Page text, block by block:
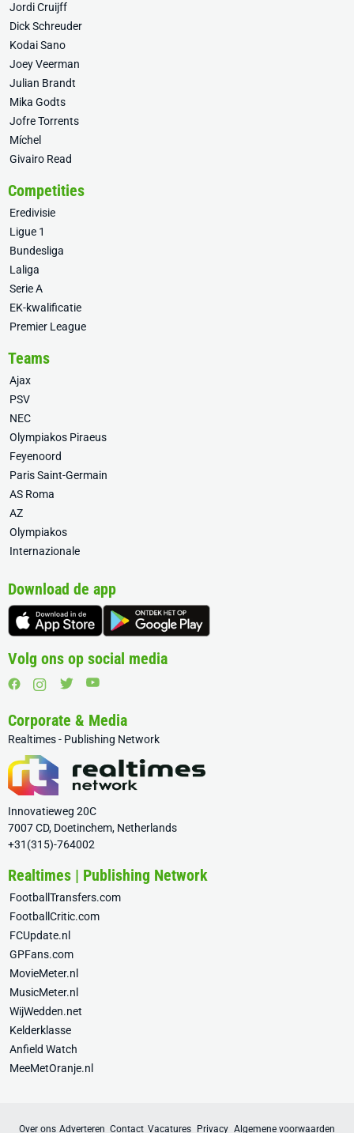
Jordi Cruijff
Dick Schreuder
Kodai Sano
Joey Veerman
Julian Brandt
Mika Godts
Jofre Torrents
Míchel
Givairo Read
Competities
Eredivisie
Ligue 1
Bundesliga
Laliga
Serie A
EK-kwalificatie
Premier League
Teams
Ajax
PSV
NEC
Olympiakos Piraeus
Feyenoord
Paris Saint-Germain
AS Roma
AZ
Olympiakos
Internazionale
Download de app
Volg ons op social media
Corporate & Media
Realtimes - Publishing Network
Innovatieweg 20C
7007 CD, Doetinchem, Netherlands
+31(315)-764002
Realtimes | Publishing Network
FootballTransfers.com
FootballCritic.com
FCUpdate.nl
GPFans.com
MovieMeter.nl
MusicMeter.nl
WijWedden.net
Kelderklasse
Anfield Watch
MeeMetOranje.nl
Over ons Adverteren Contact Vacatures Privacy Algemene voorwaarden